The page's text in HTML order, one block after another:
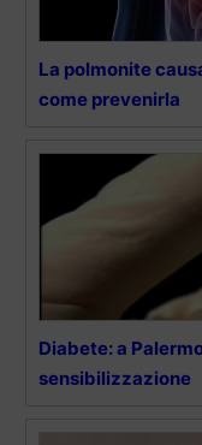
La polmonite
come prevenirla
Diabete: a
sensibilizzazione